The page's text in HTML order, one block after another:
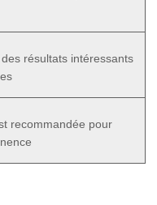
résultats intéressants
recommandée pour